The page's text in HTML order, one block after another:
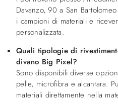
Davanzo, 90 a San
i campioni di materiali e
personalizzata.
Quali tipologie di
divano Big Pixel?
Sono disponibili diverse
pelle, microfibra e alcantara.
materiali direttamente nella